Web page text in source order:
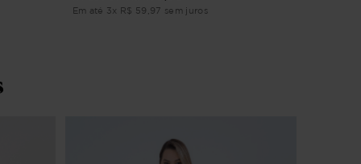
Em até 3x R$ 59 97 sem juros